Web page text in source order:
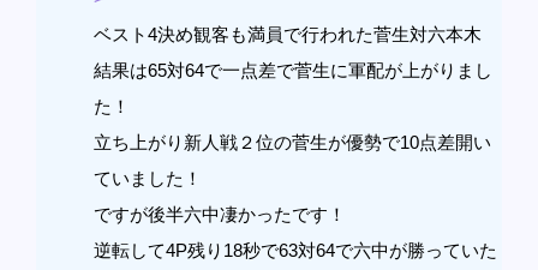
ベスト4決め観客も満員で行われた菅生対六本木
結果は65対64で一点差で菅生に軍配が上がりまし
た！
立ち上がり新人戦２位の菅生が優勢で10点差開い
ていました！
ですが後半六中凄かったです！
逆転して4P残り18秒で63対64で六中が勝っていた